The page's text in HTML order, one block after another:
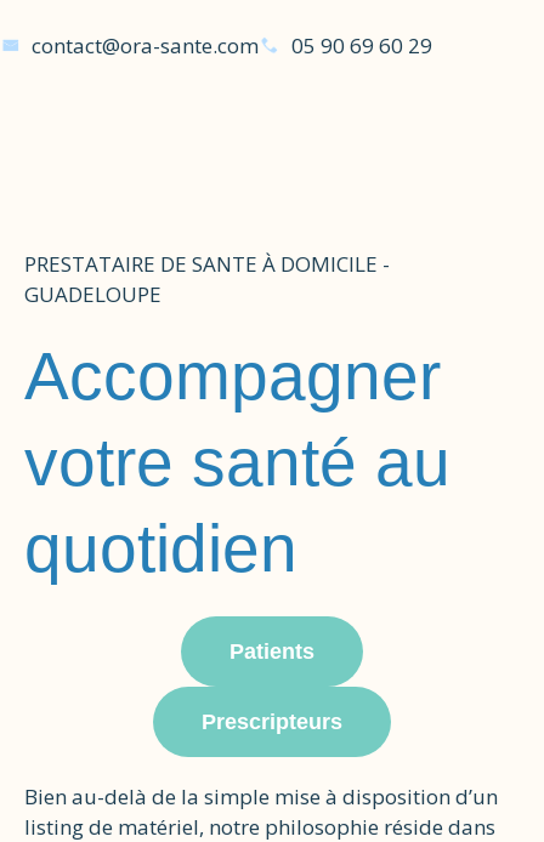
contact@ora-sante.com 05 90 69 60 29
PRESTATAIRE DE SANTE À DOMICILE -
GUADELOUPE
Accompagner
votre santé au
quotidien
Patients
Prescripteurs
Bien au-delà de la simple mise à disposition d’un
listing de matériel, notre philosophie réside dans